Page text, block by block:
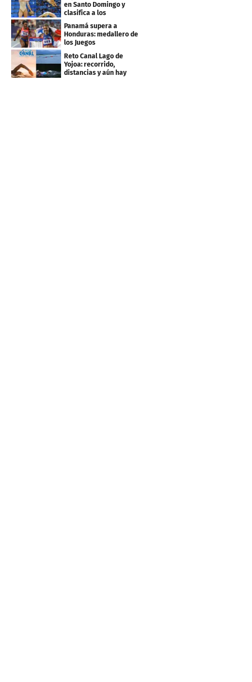
en Santo Domingo y
clasifica a los
Panamericanos de Lima
2027
Panamá supera a
Honduras: medallero de
los Juegos
Centroamericanos
Reto Canal Lago de
Yojoa: recorrido,
distancias y aún hay